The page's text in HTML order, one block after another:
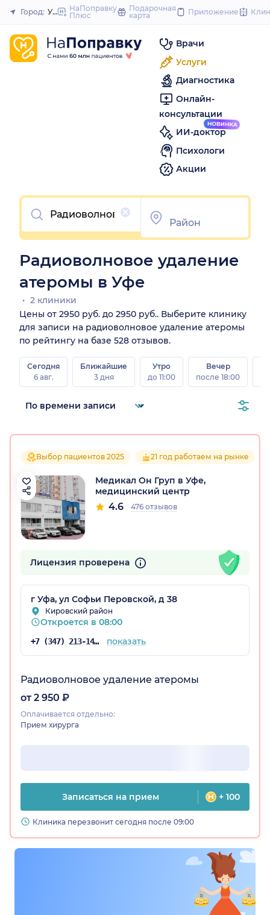
to
Закрыть
Город: Уфа
НаПоправку
Плюс
Подарочная
карта
Приложение
Врачи
Услуги
Диагностика
Онлайн-
консультации
ИИ-доктор
Психологи
Акции
Очистить
Радиоволновое удаление
атеромы в Уфе
2 клиники
Цены от 2950 руб. до 2950 руб.. Выберите клинику
для записи на радиоволновое удаление атеромы
по рейтингу на базе 528 отзывов.
Сегодня
6 авг.
Ближайшие
3 дня
Утро
до 11:00
Вечер
после 18:00
Выбор пациентов 2025 21 год работаем на рынке
Медикал Он Груп в Уфе,
медицинский центр
4.6 476 отзывов
Лицензия проверена
г Уфа, ул Софьи Перовской, д 38
Кировский район
Откроется в 08:00
+7 (347) 213-14-61 показать
Радиоволновое удаление атеромы
от 2 950 ₽
Оплачивается отдельно:
Прием хирурга
Записаться на прием + 100
Клиника перезвонит сегодня после 09:00